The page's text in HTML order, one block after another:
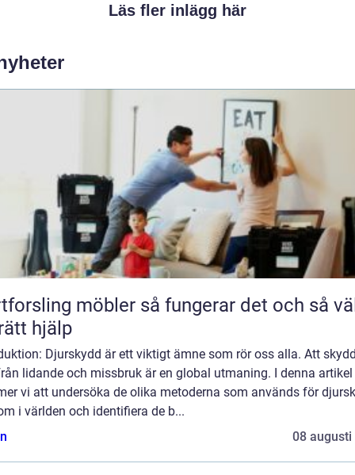
Läs fler inlägg här
möbler så fungerar det och så väljer
hjälp
Djurskydd är ett viktigt ämne som rör oss alla. Att
lidande och missbruk är en global utmaning. I denna artikel
vi att undersöka de olika metoderna som används för
i världen och identifiera de b...
08 augusti